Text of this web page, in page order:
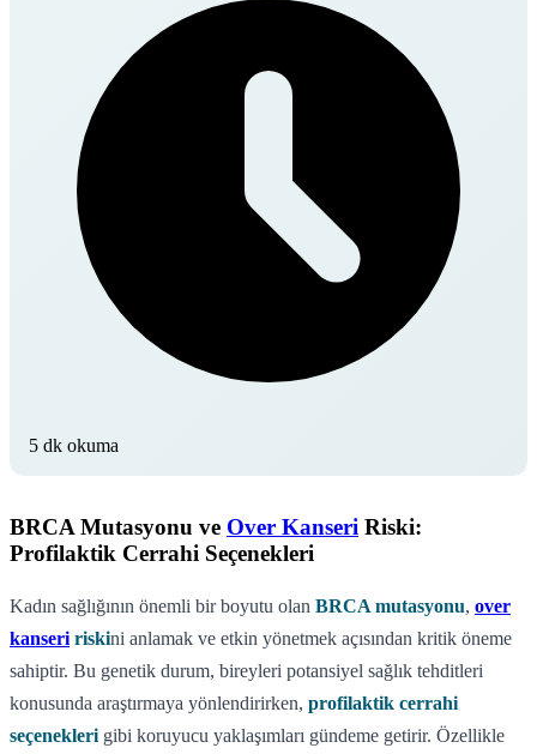
5 dk okuma
BRCA Mutasyonu ve Over Kanseri Riski:
Profilaktik Cerrahi Seçenekleri
Kadın sağlığının önemli bir boyutu olan BRCA mutasyonu, over
kanseri riskini anlamak ve etkin yönetmek açısından kritik öneme
sahiptir. Bu genetik durum, bireyleri potansiyel sağlık tehditleri
konusunda araştırmaya yönlendirirken, profilaktik cerrahi
seçenekleri gibi koruyucu yaklaşımları gündeme getirir. Özellikle